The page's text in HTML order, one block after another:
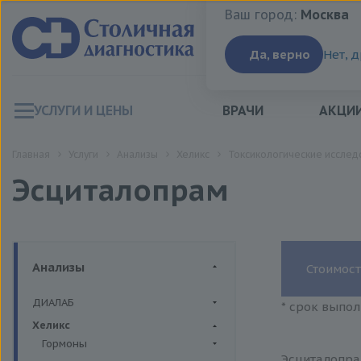
Ваш город:Москва
Ваш город: Москва
Да, верно Нет,
УСЛУГИ И ЦЕНЫ ВРАЧИ
Эсциталопрам
Анализы
ДИАЛАБ
Биохимия крови
Хеликс
Гормоны
* срок